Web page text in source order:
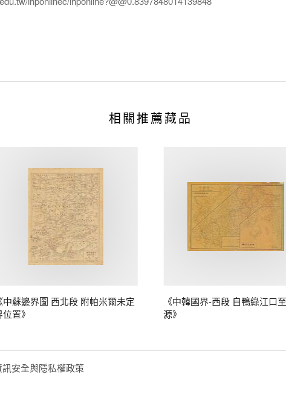
相關推薦藏品
中蘇邊界圖 西北段 附帕米爾未定
位置》
《中韓國界-西段 自鴨綠江口
源》
安全與隱私權政策